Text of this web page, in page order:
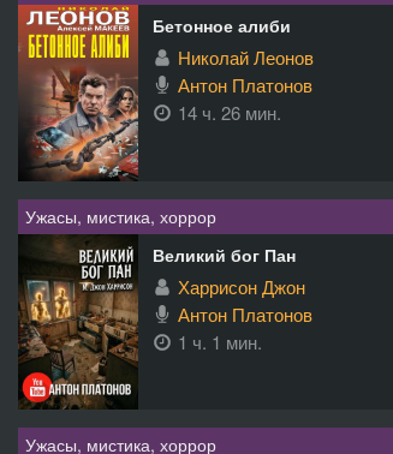
Бетонное алиби
Николай Леонов
Антон Платонов
14 ч. 26 мин.
Ужасы, мистика, хоррор
Великий бог Пан
Харрисон Джон
Антон Платонов
1 ч. 1 мин.
Ужасы, мистика, хоррор